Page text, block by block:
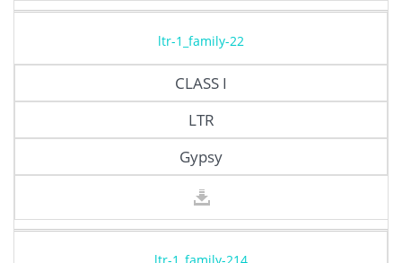
ltr-1_family-22
CLASS I
LTR
Gypsy
ltr-1_family-214